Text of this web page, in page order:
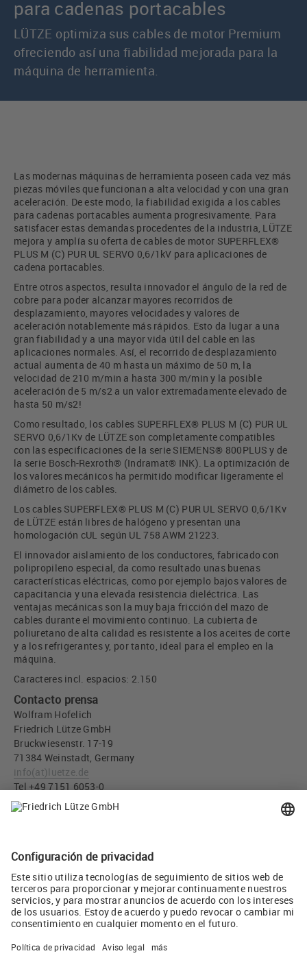
para cadenas portacables
LÜTZE optimiza sus cables de motor Premium
ofreciendo así una fiabilidad mejorada para la
máquina de herramienta.
Las modernas máquinas de herramienta poseen cada vez más
piezas móviles que funcionan a alta velocidad y con una gran
aceleración. De este modo, la fiabilidad exigida a los cables
para cadenas portacables aumenta progresivamente. Para
satisfacer estas demandas procedentes de la industria, LÜTZE
mejora y amplía su oferta de cables de motor SUPERFLEX®
PLUS M (C) PUR UL SERVO 0,6/1kV para aplicaciones de
cadena portacables.
Entre otros aspectos, resulta innovador el ángulo de la red de
cobre para poder alcanzar mayores recorridos de
desplazamiento, mayores velocidades y valores de
aceleración notablemente más rápidos. Esto da lugar a una
gran fiabilidad y a una mayor vida útil del cable en las
aplicaciones normales. Así, el recorrido de desplazamiento
actual aumenta de 40 m hasta un máximo de 50 m, la
velocidad de 210 m/min a hasta 300 m/min y la posible
aceleración de 5 m/s2 a un valor extremadamente elevado de
hasta 50 m/s2!
Como resultado, los cables SUPERFLEX® PLUS M (C) PUR UL
SERVO 0,6/1Kv de LÜTZE son completamente compatibles
con las especificaciones de la serie SIEMENS® 800PLUS y de
la serie Bosch-Rexroth® (Indramat® INK). La optimización de
los valores mecánicos ha permitido modificar ligeramente el
diámetro de los cables.
Los cables SUPERFLEX® PLUS M (C) PUR UL SERVO 0,6/1Kv
de LÜTZE están libres de halógeno y presentan una
homologación cUL según UL 758 AWM 21223.
El innovador aislamiento de los conductores, fabricado con
polipropileno especial, da como resultado unas buenas
características eléctricas, como por ejemplo bajos valores de
capacitancia y una elevada resistencia dieléctrica. Las
ventajas mecánicas son la muy baja fricción del mazo de
cables durante el movimiento continuo. La cubierta de
poliuretano de alta calidad es resistente a los aceites de corte
y a los refrigerantes y, por tanto, ideal para el empleo en la
máquina.
Caracteres incl. espacios: 2.150
Contacto prensa
Wolfram Hofelich
Friedrich Lütze GmbH
Bruckwiesenstr. 17-19
71384 Weinstadt, Germany
info(at)luetze.de
Tel +49 7151 6053-0
Descargar imágen
Twitear